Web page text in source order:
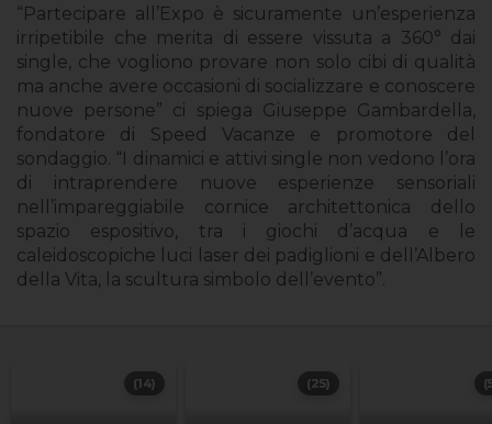
“Partecipare all’Expo è sicuramente un’esperienza
irripetibile che merita di essere vissuta a 360° dai
single, che vogliono provare non solo cibi di qualità
ma anche avere occasioni di socializzare e conoscere
nuove persone” ci spiega Giuseppe Gambardella,
fondatore di Speed Vacanze e promotore del
sondaggio. “I dinamici e attivi single non vedono l’ora
di intraprendere nuove esperienze sensoriali
nell’impareggiabile cornice architettonica dello
spazio espositivo, tra i giochi d’acqua e le
caleidoscopiche luci laser dei padiglioni e dell’Albero
della Vita, la scultura simbolo dell’evento”.
(14) (25)